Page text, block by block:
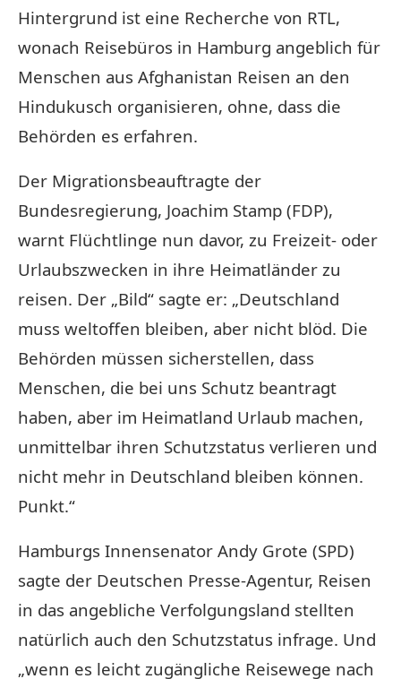
Hintergrund ist eine Recherche von RTL,
wonach Reisebüros in Hamburg angeblich für
Menschen aus Afghanistan Reisen an den
Hindukusch organisieren, ohne, dass die
Behörden es erfahren.
Der Migrationsbeauftragte der
Bundesregierung, Joachim Stamp (FDP),
warnt Flüchtlinge nun davor, zu Freizeit- oder
Urlaubszwecken in ihre Heimatländer zu
reisen. Der „Bild“ sagte er: „Deutschland
muss weltoffen bleiben, aber nicht blöd. Die
Behörden müssen sicherstellen, dass
Menschen, die bei uns Schutz beantragt
haben, aber im Heimatland Urlaub machen,
unmittelbar ihren Schutzstatus verlieren und
nicht mehr in Deutschland bleiben können.
Punkt.“
Hamburgs Innensenator Andy Grote (SPD)
sagte der Deutschen Presse-Agentur, Reisen
in das angebliche Verfolgungsland stellten
natürlich auch den Schutzstatus infrage. Und
„wenn es leicht zugängliche Reisewege nach